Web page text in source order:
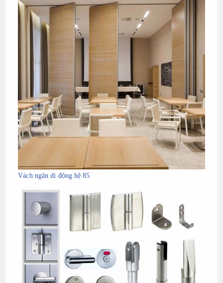
Vách ngăn di động hệ 85